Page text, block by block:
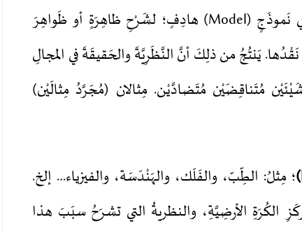
مُستَقبَلًا. وفي المجالِ العِلْميِّ تَتَمَثَّلُ النَّظَريَّةُ في نَموذَجٍ (Model) هادِفٍ؛ لشَرْحِ ظاهِرَةٍ أو ظَواهِرَ
يَنتُجُ من ذلِكَ أنَّ النَّظَرِيَّةَ والحَقيقَةَ في المجالِ
مُتَناقِضَيْن مُتَضادَّيْن. مِثالان (مُجَرَّدُ مِثالَيْن)
)؛ مِثلُ: الطِّبّ، والفَلَك، والهَنْدَسَة، والفيزياء… إلخ.
الكُرَةِ الأرضِيَّةِ، والنظريةُ التي تشرَحُ سبَبَ هذا